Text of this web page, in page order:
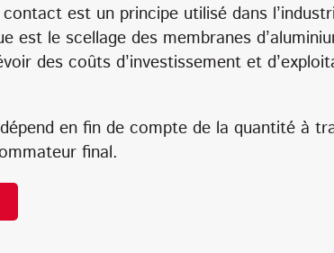
est un principe utilisé dans
est le scellage des membranes
des coûts d’investissement et
en fin de compte de la quantité à
final.